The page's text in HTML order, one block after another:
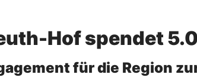
Hof spendet
für die Region